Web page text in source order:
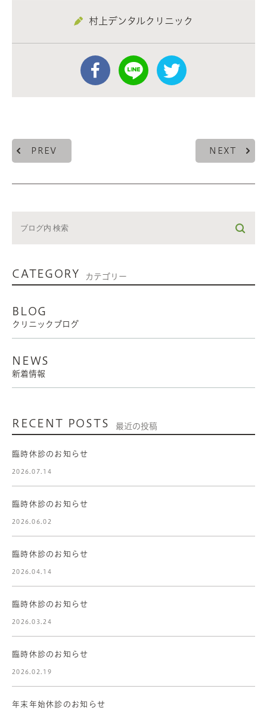
村上デンタルクリニック
PREV NEXT
CATEGORY カテゴリー
BLOG
クリニックブログ
NEWS
新着情報
RECENT POSTS 最近の投稿
臨時休診のお知らせ
2026.07.14
臨時休診のお知らせ
2026.06.02
臨時休診のお知らせ
2026.04.14
臨時休診のお知らせ
2026.03.24
臨時休診のお知らせ
2026.02.19
年末年始休診のお知らせ